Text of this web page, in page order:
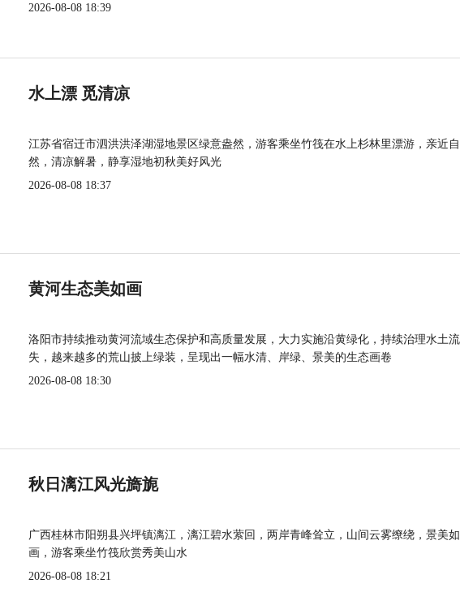
2026-08-08 18:39
水上漂 觅清凉
江苏省宿迁市泗洪洪泽湖湿地景区绿意盎然，游客乘坐竹筏在水上杉林里漂游，亲近自
然，清凉解暑，静享湿地初秋美好风光
2026-08-08 18:37
黄河生态美如画
洛阳市持续推动黄河流域生态保护和高质量发展，大力实施沿黄绿化，持续治理水土流
失，越来越多的荒山披上绿装，呈现出一幅水清、岸绿、景美的生态画卷
2026-08-08 18:30
秋日漓江风光旖旎
广西桂林市阳朔县兴坪镇漓江，漓江碧水萦回，两岸青峰耸立，山间云雾缭绕，景美如
画，游客乘坐竹筏欣赏秀美山水
2026-08-08 18:21